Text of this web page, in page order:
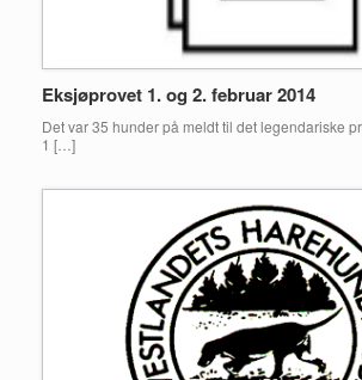
Eksjøprovet 1. og 2. februar 2014
Det var 35 hunder på meldt til det legendariske
1 […]